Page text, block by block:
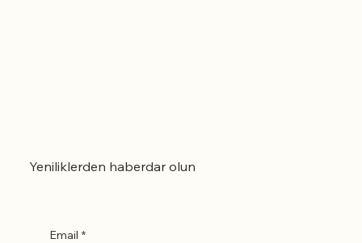
Yeniliklerden haberdar olun
Email *